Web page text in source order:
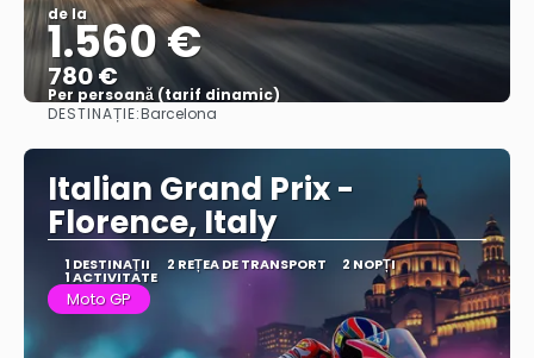
de la
1.560 €
780 €
Per persoană (tarif dinamic)
Vezi mai multe
DESTINAȚIE:Barcelona
Italian Grand Prix -
Florence, Italy
1 DESTINAŢII 2 REȚEA DE TRANSPORT 2 NOPȚI
1 ACTIVITATE
Moto GP